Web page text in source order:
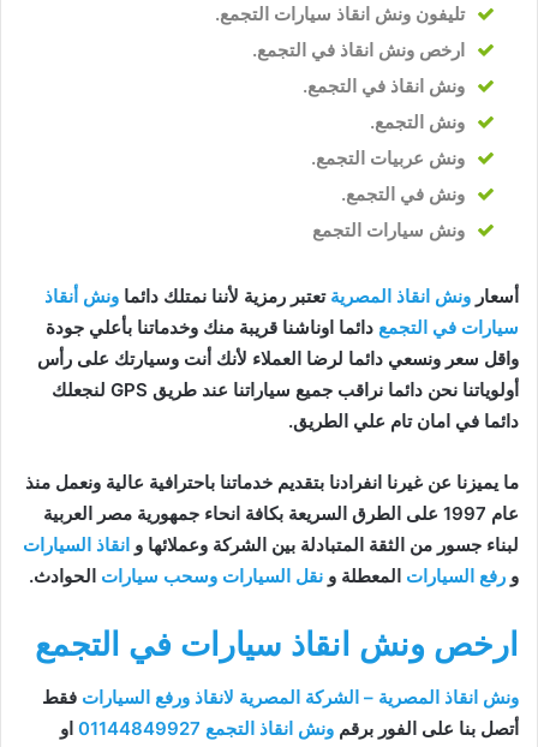
تليفون ونش انقاذ سيارات التجمع.
ارخص ونش انقاذ في التجمع.
ونش انقاذ في التجمع.
ونش التجمع.
ونش عربيات التجمع.
ونش في التجمع.
ونش سيارات التجمع
أسعار ونش انقاذ المصرية تعتبر رمزية لأننا نمتلك دائما ونش أنقاذ
سيارات في التجمع دائما اوناشنا قريبة منك وخدماتنا بأعلي جودة
واقل سعر ونسعي دائما لرضا العملاء لأنك أنت وسيارتك على رأس
أولوياتنا نحن دائما نراقب جميع سياراتنا عند طريق GPS لنجعلك
دائما في امان تام علي الطريق.
ما يميزنا عن غيرنا انفرادنا بتقديم خدماتنا باحترافية عالية ونعمل منذ
عام 1997 على الطرق السريعة بكافة انحاء جمهورية مصر العربية
لبناء جسور من الثقة المتبادلة بين الشركة وعملائها و انقاذ السيارات
و رفع السيارات المعطلة و نقل السيارات وسحب سيارات الحوادث.
ارخص ونش انقاذ سيارات في التجمع
ونش انقاذ المصرية – الشركة المصرية لانقاذ ورفع السيارات فقط
أتصل بنا على الفور برقم ونش انقاذ التجمع 01144849927 او